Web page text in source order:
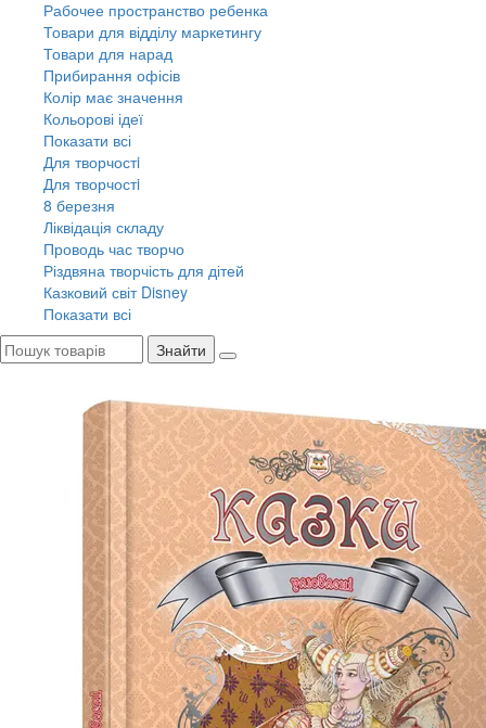
Рабочее пространство ребенка
Товари для відділу маркетингу
Товари для нарад
Прибирання офісів
Колір має значення
Кольорові ідеї
Показати всі
Для творчостi
Для творчостi
8 березня
Ліквідація складу
Проводь час творчо
Різдвяна творчість для дітей
Казковий світ Disney
Показати всі
Знайти